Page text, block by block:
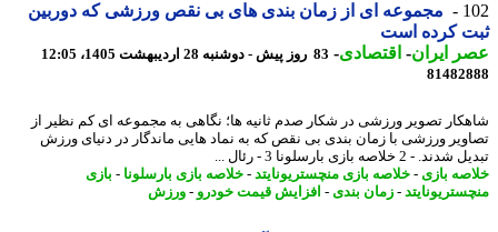
مجموعه ای از زمان بندی های بی نقص ورزشی که دوربین
کرده است
ایران- اقتصادی-83 روز پیش - دوشنبه 28 اردیبهشت 1405، 12:05
تصویر ورزشی در شکار صدم ثانیه ها؛ نگاهی به مجموعه ای کم نظیر از
ورزشی با زمان بندی بی نقص که به نماد هایی ماندگار در دنیای ورزش
- 2 خلاصه بازی بارسلونا 3 - رئال ...
بازی - خلاصه بازی منچستریونایتد-خلاصه بازی بارسلونا-بازی
-زمان بندی -افزایش قیمت خودرو-ورزش